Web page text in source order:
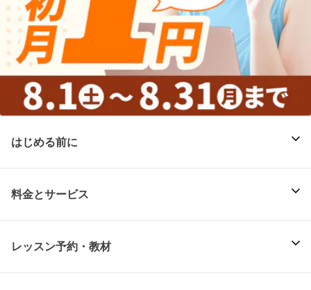
はじめる前に
料金とサービス
レッスン予約・教材